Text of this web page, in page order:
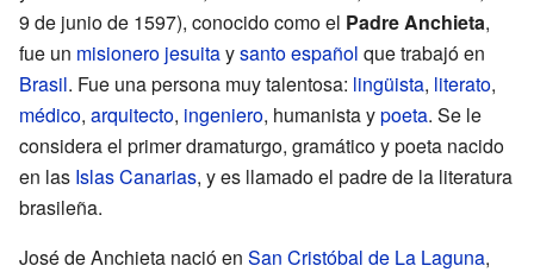
9 de junio de 1597), conocido como el Padre Anchieta,
fue un misionero jesuitaysantoespañol que trabajó en
Brasil. Fue una persona muy talentosa: lingüista, literato,
médico, arquitecto, ingeniero, humanista ypoeta. Se le
considera el primer dramaturgo, gramático y poeta nacido
en las Islas Canarias, y es llamado el padre de la literatura
brasileña.
José de Anchieta nació en San Cristóbal de La Laguna,